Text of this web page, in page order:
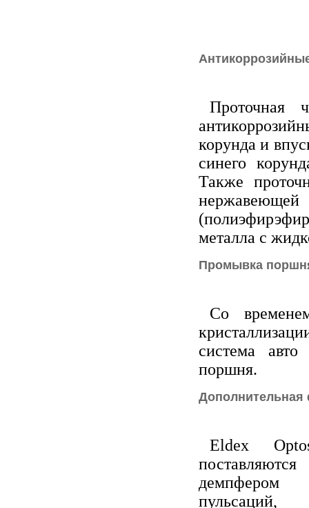
Проточная
корунда и
синего
Также
металла с
Промывка
Со
система авто
поршня.
Дополнительная
Eldex
демпфером